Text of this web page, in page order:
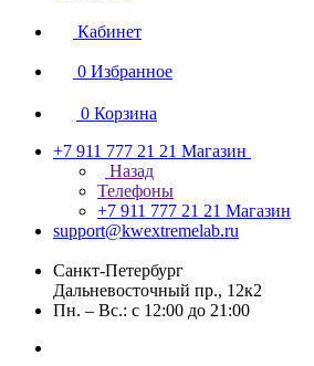
Кабинет
0 Избранное
0 Корзина
+7 911 777 21 21 Магазин
Назад
Телефоны
+7 911 777 21 21 Магазин
support@kwextremelab.ru
Санкт-Петербург
Дальневосточный пр., 12к2
Пн. – Вс.: с 12:00 до 21:00